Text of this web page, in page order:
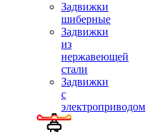
Задвижки
шиберные
Задвижки
из
нержавеющей
стали
Задвижки
с
электроприводом